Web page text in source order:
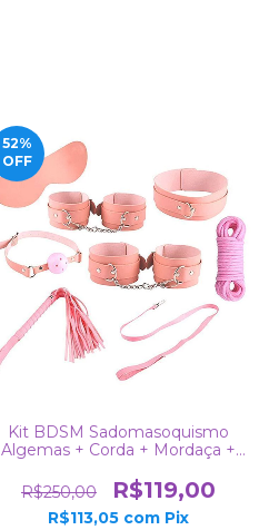
52%
OFF
Kit BDSM Sadomasoquismo
Algemas + Corda + Mordaça +
R$250,00
R$119,00
R$113,05 com Pix